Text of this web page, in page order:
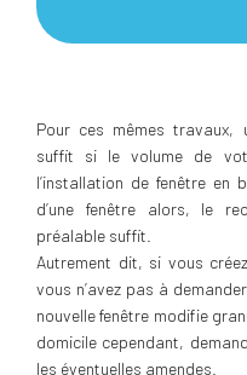
Pour ces mêmes travaux,
suffit si le volume de
l’installation de fenêtre en
d’une fenêtre alors, le
préalable suffit.
Autrement dit, si vous
vous n’avez pas à
nouvelle fenêtre modifie
domicile cependant,
les éventuelles amendes.